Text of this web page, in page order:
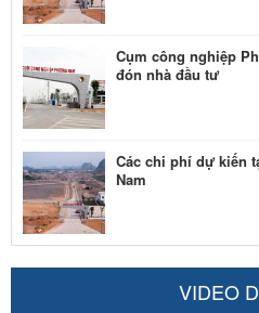
Cụm công nghiệp
đón nhà đầu tư
Các chi phí dự kiến
Nam
VIDEO